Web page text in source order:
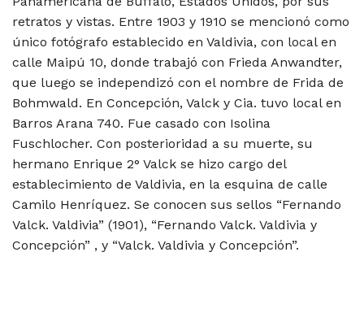
retratos y vistas. Entre 1903 y 1910 se mencionó como
único fotógrafo establecido en Valdivia, con local en
calle Maipú 10, donde trabajó con Frieda Anwandter,
que luego se independizó con el nombre de Frida de
Bohmwald. En Concepción, Valck y Cia. tuvo local en
Barros Arana 740. Fue casado con Isolina
Fuschlocher. Con posterioridad a su muerte, su
hermano Enrique 2° Valck se hizo cargo del
establecimiento de Valdivia, en la esquina de calle
Camilo Henríquez. Se conocen sus sellos “Fernando
Valck. Valdivia” (1901), “Fernando Valck. Valdivia y
Concepción” , y “Valck. Valdivia y Concepción”.